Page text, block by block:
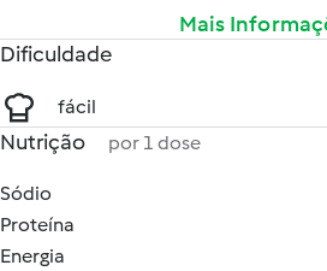
Mais
Dificuldade
fácil
Nutrição por 1 dose
Sódio
Proteína
Energia